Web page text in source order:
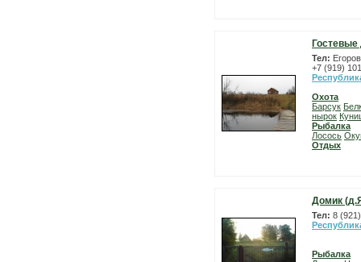
Тел:
+7 (919)
Охота
Барсук
нырок
Рыбалка
Лосось
Отдых
Домик
Тел: 8
Рыбалка